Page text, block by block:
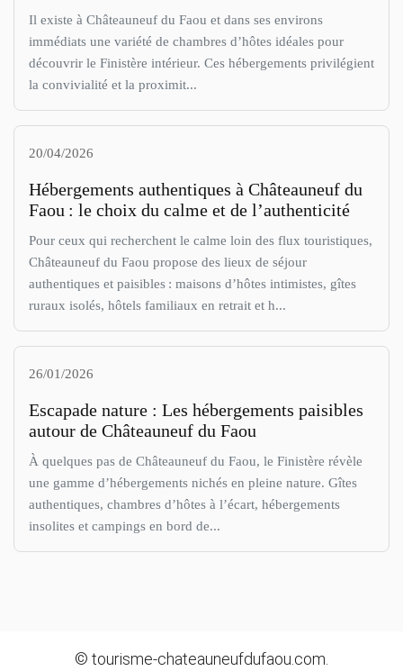
Il existe à Châteauneuf du Faou et dans ses environs
immédiats une variété de chambres d’hôtes idéales pour
découvrir le Finistère intérieur. Ces hébergements privilégient
la convivialité et la proximit...
20/04/2026
Hébergements authentiques à Châteauneuf du
Faou : le choix du calme et de l’authenticité
Pour ceux qui recherchent le calme loin des flux touristiques,
Châteauneuf du Faou propose des lieux de séjour
authentiques et paisibles : maisons d’hôtes intimistes, gîtes
ruraux isolés, hôtels familiaux en retrait et h...
26/01/2026
Escapade nature : Les hébergements paisibles
autour de Châteauneuf du Faou
À quelques pas de Châteauneuf du Faou, le Finistère révèle
une gamme d’hébergements nichés en pleine nature. Gîtes
authentiques, chambres d’hôtes à l’écart, hébergements
insolites et campings en bord de...
© tourisme-chateauneufdufaou.com.